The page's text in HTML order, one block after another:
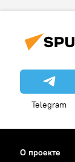
Telegram
О проекте